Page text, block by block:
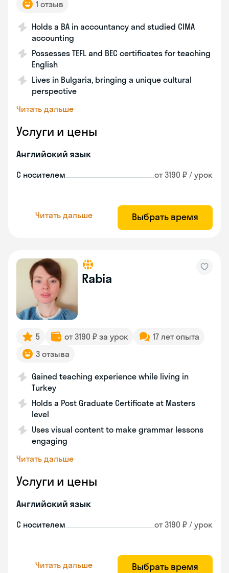
1 отзыв
Holds a BA in accountancy and studied CIMA
accounting
Possesses TEFL and BEC certificates for teaching
English
Lives in Bulgaria, bringing a unique cultural
perspective
Читать дальше
Услуги и цены
Английский язык
С носителем от 3190 ₽ / урок
Читать дальше Выбрать время
Rabia
5 от 3190 ₽ за урок
17 лет опыта
3 отзыва
Gained teaching experience while living in
Turkey
Holds a Post Graduate Certificate at Masters
level
Uses visual content to make grammar lessons
engaging
Читать дальше
Услуги и цены
Английский язык
С носителем от 3190 ₽ / урок
Читать дальше Выбрать время